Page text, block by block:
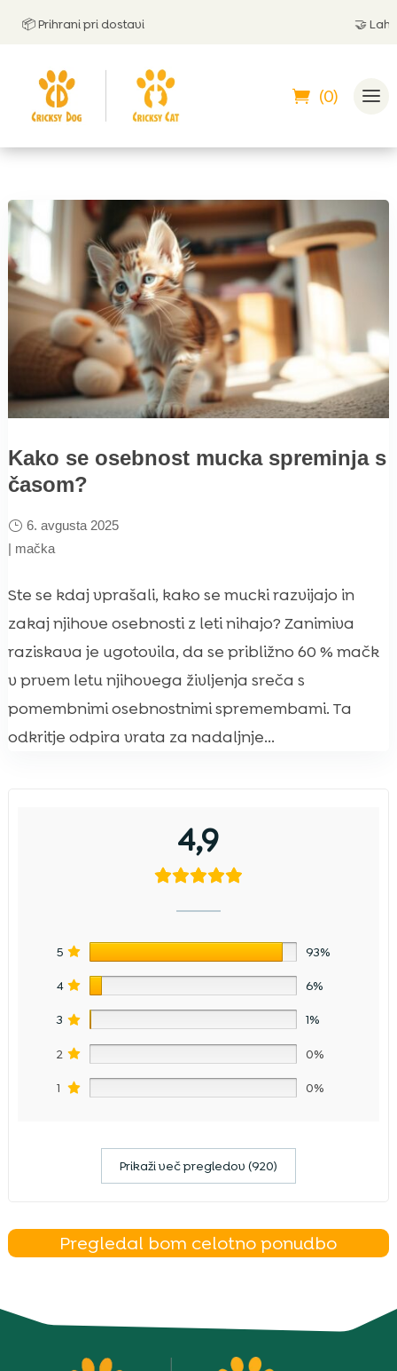
Prihrani pri dostavi Lahko
(0)
Kako se osebnost mucka spreminja s
časom?
6. avgusta 2025
| mačka
Ste se kdaj vprašali, kako se mucki razvijajo in
zakaj njihove osebnosti z leti nihajo? Zanimiva
raziskava je ugotovila, da se približno 60 % mačk
v prvem letu njihovega življenja sreča s
pomembnimi osebnostnimi spremembami. Ta
odkritje odpira vrata za nadaljnje...
4,9
5 93%
4 6%
3 1%
2 0%
1 0%
Prikaži več pregledov (920)
Pregledal bom celotno ponudbo